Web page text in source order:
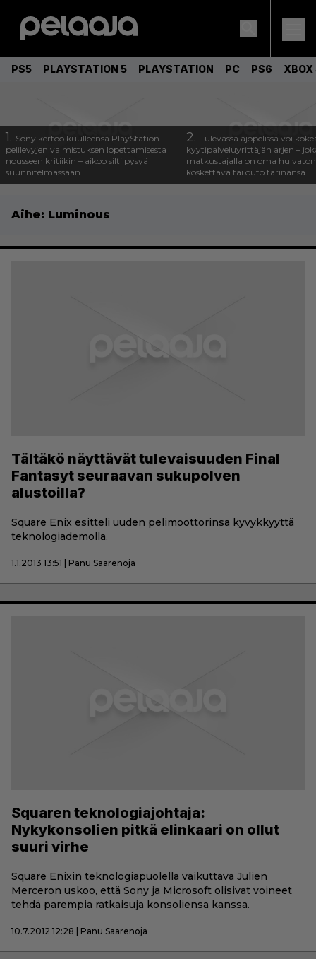
PS5 PLAYSTATION 5 PLAYSTATION PC PS6 XBOX
1. Sony kertoo kuulleensa PlayStation-
pelilevyjen valmistuksen lopettamisesta
nousseen kritiikin – aikoo silti pysyä
suunnitelmassaan
2. Tulevassa ajopelissä voi
kyytipalveluyrittäjän arjen –
matkustajalla on oma
koskettava tai outo tarinansa
Aihe: Luminous
Tältäkö näyttävät tulevaisuuden Final
Fantasyt seuraavan sukupolven
alustoilla?
Square Enix esitteli uuden pelimoottorinsa kyvykkyyttä
teknologiademolla.
1.1.2013 13:51 | Panu Saarenoja
Squaren teknologiajohtaja:
Nykykonsolien pitkä elinkaari on ollut
suuri virhe
Square Enixin teknologiapuolella vaikuttava Julien
Merceron uskoo, että Sony ja Microsoft olisivat voineet
tehdä parempia ratkaisuja konsoliensa kanssa.
10.7.2012 12:28 | Panu Saarenoja